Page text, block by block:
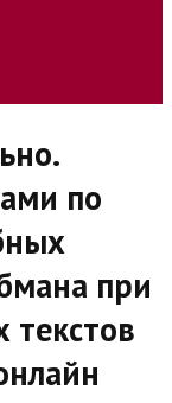
по
при
текстов